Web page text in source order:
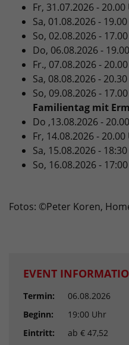
Fr, 31.07.2026 -
Sa, 01.08.2026 -
So, 02.08.2026 -
Do, 06.08.2026 -
Fr., 07.08.2026 -
Sa, 08.08.2026 -
So, 09.08.2026 -
Familientag mit
Do ,13.08.2026 -
Fr, 14.08.2026 -
Sa, 15.08.2026 -
So, 16.08.2026 -
Fotos: ©Peter Koren,
EVENT
Termin:
06.08.2026
Beginn:
19:00 Uhr
Eintritt:
ab € 47,52